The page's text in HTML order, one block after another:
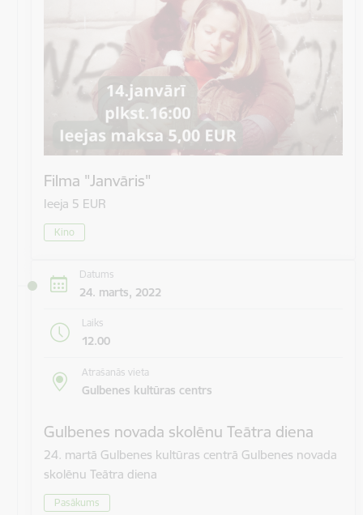
Filma "Janvāris"
Ieeja 5 EUR
Kino
Datums
24. marts, 2022
Laiks
12.00
Atrašanās vieta
Gulbenes kultūras centrs
Gulbenes novada skolēnu Teātra diena
24. martā Gulbenes kultūras centrā Gulbenes novada
skolēnu Teātra diena
Pasākums